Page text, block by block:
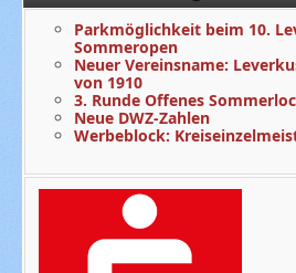
Parkmöglichkeit beim 10.
Sommeropen
Neuer Vereinsname:
von 1910
3. Runde Offenes
Neue DWZ-Zahlen
Werbeblock: